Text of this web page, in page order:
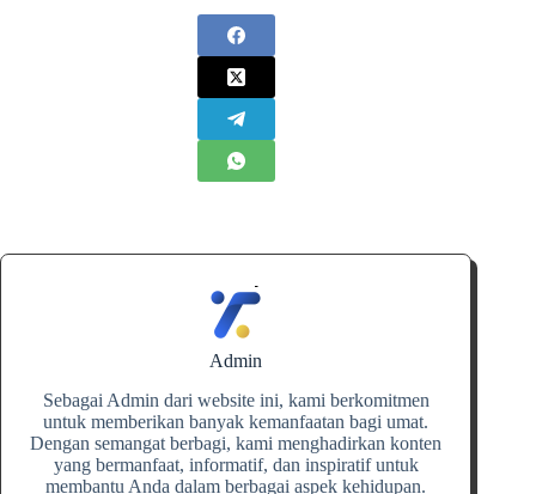
Admin
Sebagai Admin dari website ini, kami berkomitmen
untuk memberikan banyak kemanfaatan bagi umat.
Dengan semangat berbagi, kami menghadirkan konten
yang bermanfaat, informatif, dan inspiratif untuk
membantu Anda dalam berbagai aspek kehidupan.